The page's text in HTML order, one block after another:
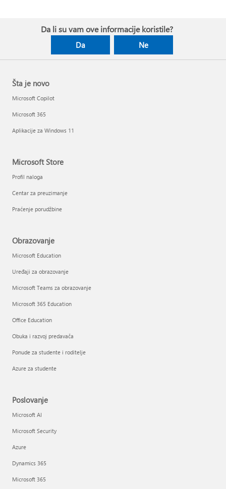
Da li su vam ove informacije koristile?
Da Ne
Šta je novo
Microsoft Copilot
Microsoft 365
Aplikacije za Windows 11
Microsoft Store
Profil naloga
Centar za preuzimanje
Praćenje porudžbine
Obrazovanje
Microsoft Education
Uređaji za obrazovanje
Microsoft Teams za obrazovanje
Microsoft 365 Education
Office Education
Obuka i razvoj predavača
Ponude za studente i roditelje
Azure za studente
Poslovanje
Microsoft AI
Microsoft Security
Azure
Dynamics 365
Microsoft 365